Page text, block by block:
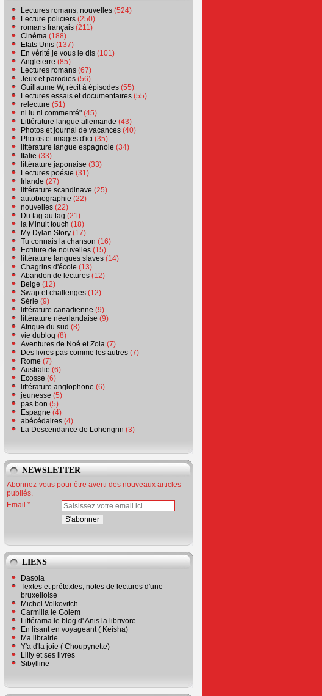
Lectures romans, nouvelles (524)
Lecture policiers (250)
romans français (211)
Cinéma (188)
Etats Unis (137)
En vérité je vous le dis (101)
Angleterre (85)
Lectures romans (67)
Jeux et parodies (56)
Guillaume W, récit à épisodes (55)
Lectures essais et documentaires (55)
relecture (51)
ni lu ni commenté" (45)
Littérature langue allemande (43)
Photos et journal de vacances (40)
Photos et images d'ici (35)
littérature langue espagnole (34)
Italie (33)
littérature japonaise (33)
Lectures poésie (31)
Irlande (27)
littérature scandinave (25)
autobiographie (22)
nouvelles (22)
Du tag au tag (21)
la Minuit touch (18)
My Dylan Story (17)
Tu connais la chanson (16)
Ecriture de nouvelles (15)
littérature langues slaves (14)
Chagrins d'école (13)
Abandon de lectures (12)
Belge (12)
Swap et challenges (12)
Série (9)
littérature canadienne (9)
littérature néerlandaise (9)
Afrique du sud (8)
vie dublog (8)
Aventures de Noé et Zola (7)
Des livres pas comme les autres (7)
Rome (7)
Australie (6)
Ecosse (6)
littérature anglophone (6)
jeunesse (5)
pas bon (5)
Espagne (4)
abécédaires (4)
La Descendance de Lohengrin (3)
NEWSLETTER
Abonnez-vous pour être averti des nouveaux articles
publiés.
Email
LIENS
Dasola
Textes et prétextes, notes de lectures d'une
bruxelloise
Michel Volkovitch
Carmilla le Golem
Littérama le blog d' Anis la librivore
En lisant en voyageant ( Keisha)
Ma librairie
Y'a d'la joie ( Choupynette)
Lilly et ses livres
Sibylline